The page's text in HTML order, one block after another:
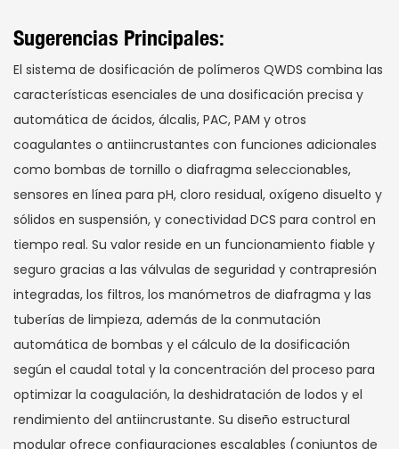
Sugerencias Principales:
El sistema de dosificación de polímeros QWDS combina las
características esenciales de una dosificación precisa y
automática de ácidos, álcalis, PAC, PAM y otros
coagulantes o antiincrustantes con funciones adicionales
como bombas de tornillo o diafragma seleccionables,
sensores en línea para pH, cloro residual, oxígeno disuelto y
sólidos en suspensión, y conectividad DCS para control en
tiempo real. Su valor reside en un funcionamiento fiable y
seguro gracias a las válvulas de seguridad y contrapresión
integradas, los filtros, los manómetros de diafragma y las
tuberías de limpieza, además de la conmutación
automática de bombas y el cálculo de la dosificación
según el caudal total y la concentración del proceso para
optimizar la coagulación, la deshidratación de lodos y el
rendimiento del antiincrustante. Su diseño estructural
modular ofrece configuraciones escalables (conjuntos de